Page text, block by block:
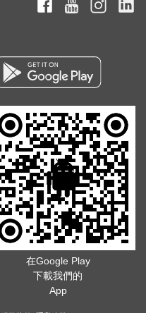
在Google Play
下載我們的
App